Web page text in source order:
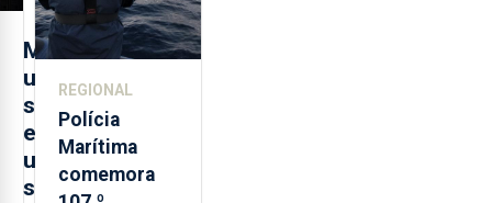
M
u
s
e
u
s
REGIONAL
Polícia
Marítima
comemora